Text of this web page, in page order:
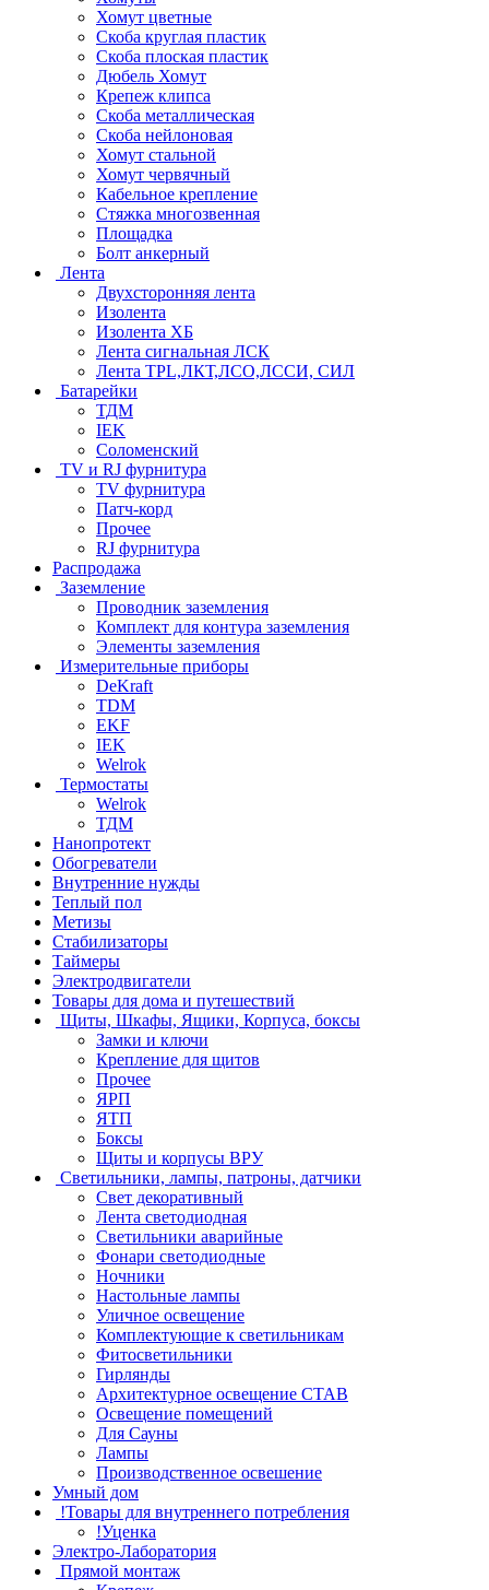
Хомут цветные
Скоба круглая пластик
Скоба плоская пластик
Дюбель Хомут
Крепеж клипса
Скоба металлическая
Скоба нейлоновая
Хомут стальной
Хомут червячный
Кабельное крепление
Стяжка многозвенная
Площадка
Болт анкерный
Лента
Двухсторонняя лента
Изолента
Изолента ХБ
Лента сигнальная ЛСК
Лента TPL,ЛКТ,ЛСО,ЛССИ, СИЛ
Батарейки
ТДМ
IEK
Соломенский
TV и RJ фурнитура
TV фурнитура
Патч-корд
Прочее
RJ фурнитура
Распродажа
Заземление
Проводник заземления
Комплект для контура заземления
Элементы заземления
Измерительные приборы
DeKraft
TDM
EKF
IEK
Welrok
Термостаты
Welrok
ТДМ
Нанопротект
Обогреватели
Внутренние нужды
Теплый пол
Метизы
Стабилизаторы
Таймеры
Электродвигатели
Товары для дома и путешествий
Щиты, Шкафы, Ящики, Корпуса, боксы
Замки и ключи
Крепление для щитов
Прочее
ЯРП
ЯТП
Боксы
Щиты и корпусы ВРУ
Светильники, лампы, патроны, датчики
Свет декоративный
Лента светодиодная
Светильники аварийные
Фонари светодиодные
Ночники
Настольные лампы
Уличное освещение
Комплектующие к светильникам
Фитосветильники
Гирлянды
Архитектурное освещение СТАВ
Освещение помещений
Для Сауны
Лампы
Производственное освешение
Умный дом
!Товары для внутреннего потребления
!Уценка
Электро-Лаборатория
Прямой монтаж